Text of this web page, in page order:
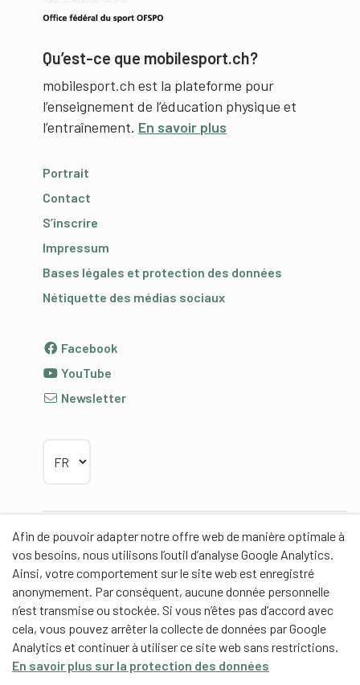
Afin de pouvoir adapter notre offre web de manière optimale à
vos besoins, nous utilisons l’outil d’analyse Google Analytics.
Ainsi, votre comportement sur le site web est enregistré
anonymement. Par conséquent, aucune donnée personnelle
n’est transmise ou stockée. Si vous n’êtes pas d’accord avec
cela, vous pouvez arrêter la collecte de données par Google
Analytics et continuer à utiliser ce site web sans restrictions.
En savoir plus sur la protection des données
Qu’est-ce que mobilesport.ch?
mobilesport.ch est la plateforme pour
l’enseignement de l’éducation physique et
l’entraînement. En savoir plus
Portrait
Contact
S’inscrire
Impressum
Bases légales et protection des données
Nétiquette des médias sociaux
Facebook
YouTube
Newsletter
Partenaires
Partenaires de contenus
Haute école fédérale de sport de Macolin HEFSM